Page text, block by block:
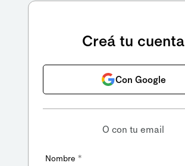
Creá tu cuenta
Con Google
O con tu email
Nombre *